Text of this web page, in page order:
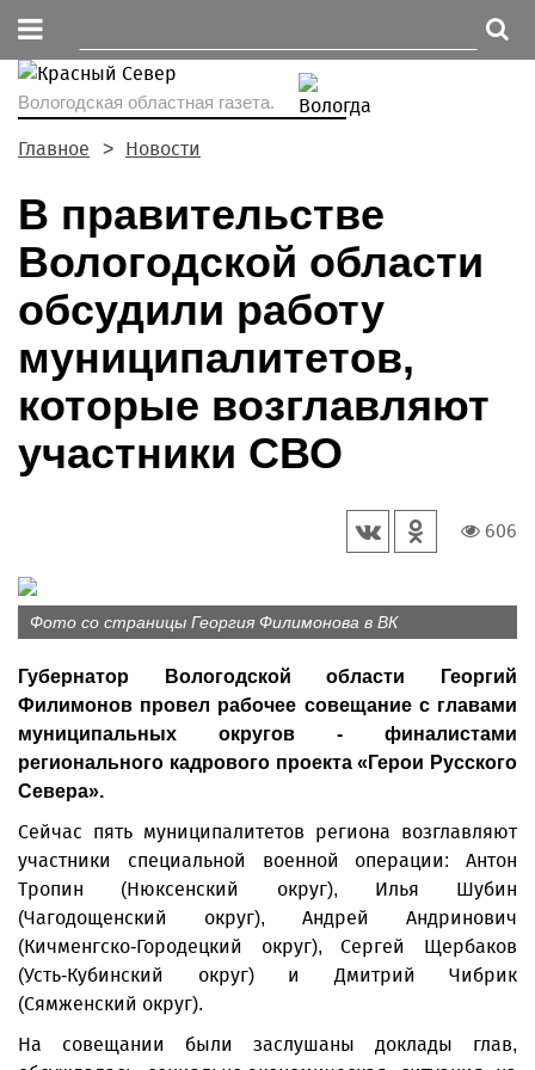
Вологодская областная газета.
Главное Новости
В правительстве
Вологодской области
обсудили работу
муниципалитетов,
которые возглавляют
участники СВО
606
Фото со страницы Георгия Филимонова в ВК
Губернатор Вологодской области Георгий
Филимонов провел рабочее совещание с главами
муниципальных округов - финалистами
регионального кадрового проекта «Герои Русского
Севера».
Сейчас пять муниципалитетов региона возглавляют
участники специальной военной операции: Антон
Тропин (Нюксенский округ), Илья Шубин
(Чагодощенский округ), Андрей Андринович
(Кичменгско-Городецкий округ), Сергей Щербаков
(Усть-Кубинский округ) и Дмитрий Чибрик
(Сямженский округ).
На совещании были заслушаны доклады глав,